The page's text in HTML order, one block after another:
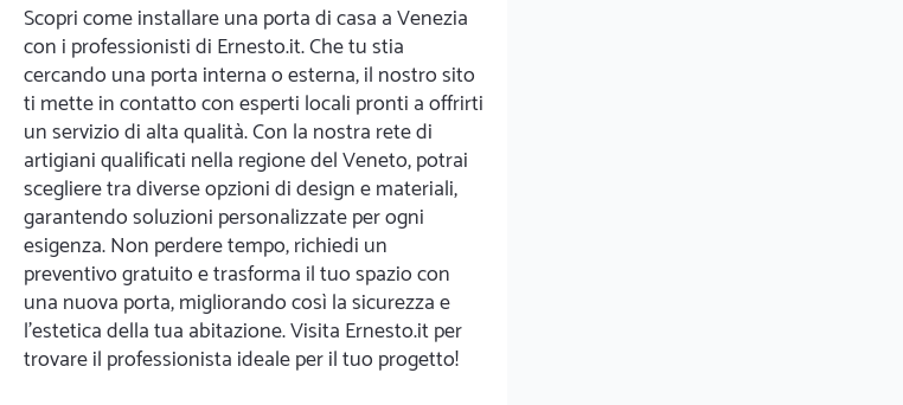
Scopri come installare una porta di casa a Venezia
con i professionisti di Ernesto.it. Che tu stia
cercando una porta interna o esterna, il nostro sito
ti mette in contatto con esperti locali pronti a offrirti
un servizio di alta qualità. Con la nostra rete di
artigiani qualificati nella regione del Veneto, potrai
scegliere tra diverse opzioni di design e materiali,
garantendo soluzioni personalizzate per ogni
esigenza. Non perdere tempo, richiedi un
preventivo gratuito e trasforma il tuo spazio con
una nuova porta, migliorando così la sicurezza e
l'estetica della tua abitazione. Visita Ernesto.it per
trovare il professionista ideale per il tuo progetto!